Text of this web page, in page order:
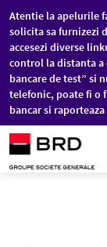
Sari la conținutul
Atentie la apelurile
solicita sa furnizezi
accesezi diverse
control la distanta a
bancare de test” si
telefonic, poate fi o
bancar si